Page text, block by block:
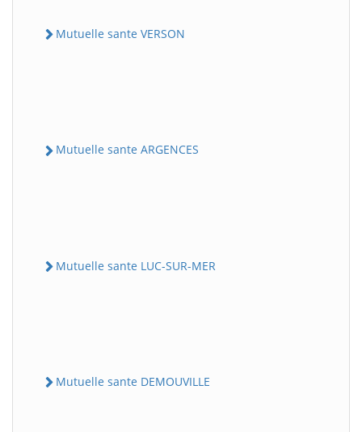
Mutuelle sante VERSON
Mutuelle sante ARGENCES
Mutuelle sante LUC-SUR-MER
Mutuelle sante DEMOUVILLE